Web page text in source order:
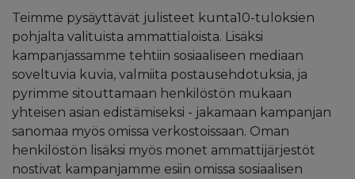
Teimme pysäyttävät julisteet kunta10-tuloksien
pohjalta valituista ammattialoista. Lisäksi
kampanjassamme tehtiin sosiaaliseen mediaan
soveltuvia kuvia, valmiita postausehdotuksia, ja
pyrimme sitouttamaan henkilöstön mukaan
yhteisen asian edistämiseksi - jakamaan kampanjan
sanomaa myös omissa verkostoissaan. Oman
henkilöstön lisäksi myös monet ammattijärjestöt
nostivat kampanjamme esiin omissa sosiaalisen